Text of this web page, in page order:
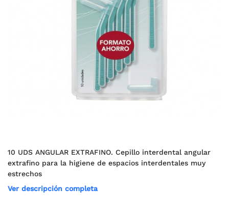
10 UDS ANGULAR EXTRAFINO. Cepillo interdental angular
extrafino para la higiene de espacios interdentales muy
estrechos
Ver descripción completa